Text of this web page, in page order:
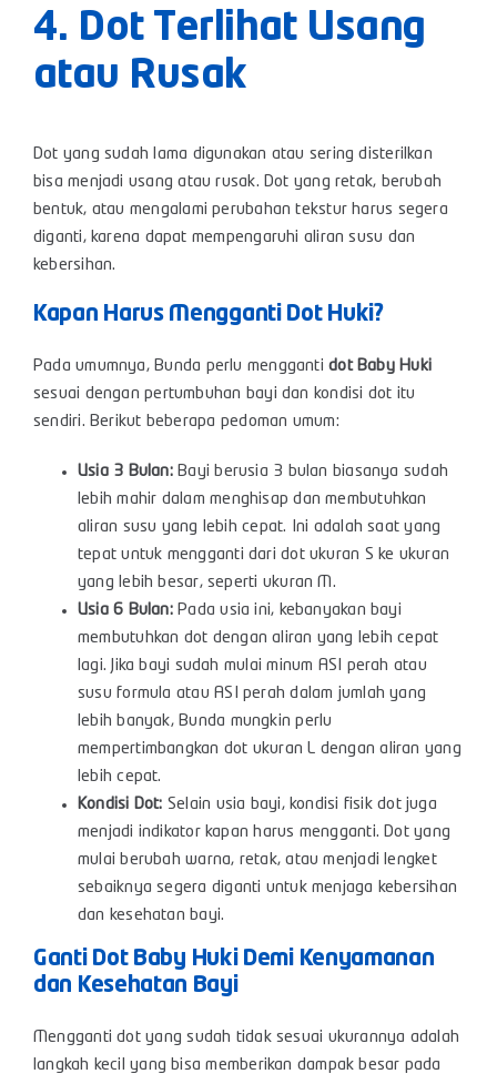
4. Dot Terlihat Usang
atau Rusak
Dot yang sudah lama digunakan atau sering disterilkan
bisa menjadi usang atau rusak. Dot yang retak, berubah
bentuk, atau mengalami perubahan tekstur harus segera
diganti, karena dapat mempengaruhi aliran susu dan
kebersihan.
Kapan Harus Mengganti Dot Huki?
Pada umumnya, Bunda perlu menggantidotBabyHuki
sesuai dengan pertumbuhan bayi dan kondisi dot itu
sendiri. Berikut beberapa pedoman umum:
Usia 3 Bulan:Bayi berusia 3 bulan biasanya sudah
lebih mahir dalam menghisap dan membutuhkan
aliran susu yang lebih cepat. Ini adalah saat yang
tepat untuk mengganti dari dot ukuran S ke ukuran
yang lebih besar, seperti ukuran M.
Usia 6 Bulan:Pada usia ini, kebanyakan bayi
membutuhkan dot dengan aliran yang lebih cepat
lagi. Jika bayi sudah mulai minum ASI perah atau
susu formula atau ASI perah dalam jumlah yang
lebih banyak, Bunda mungkin perlu
mempertimbangkan dot ukuran L dengan aliran yang
lebih cepat.
Kondisi Dot: Selain usia bayi, kondisi fisik dot juga
menjadi indikator kapan harus mengganti. Dot yang
mulai berubah warna, retak, atau menjadi lengket
sebaiknya segera diganti untuk menjaga kebersihan
dan kesehatan bayi.
Ganti Dot Baby Huki Demi Kenyamanan
dan Kesehatan Bayi
Mengganti dot yang sudah tidak sesuai ukurannya adalah
langkah kecil yang bisa memberikan dampak besar pada